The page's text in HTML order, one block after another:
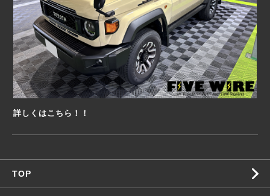
詳しくはこちら！！
TOP